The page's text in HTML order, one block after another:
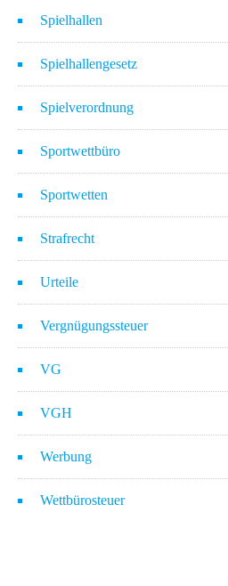
Spielhallen
Spielhallengesetz
Spielverordnung
Sportwettbüro
Sportwetten
Strafrecht
Urteile
Vergnügungssteuer
VG
VGH
Werbung
Wettbürosteuer